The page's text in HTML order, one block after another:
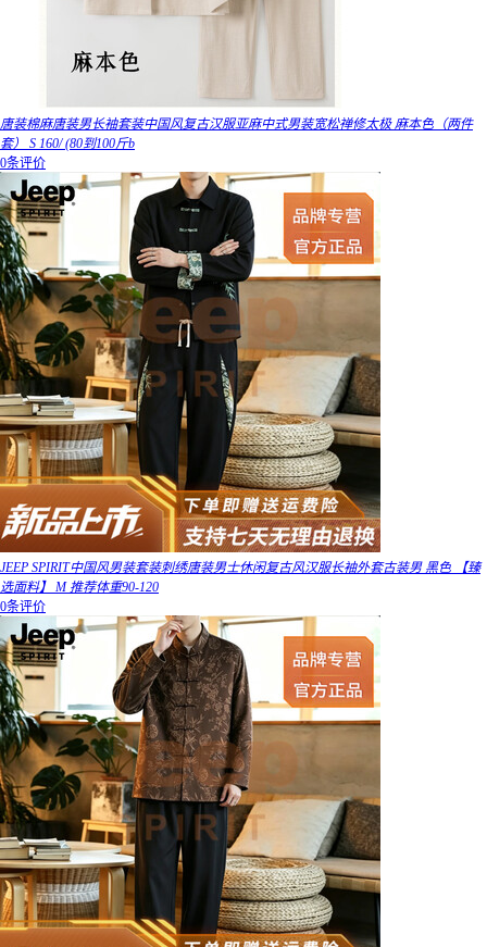
唐装棉麻唐装男长袖套装中国风复古汉服亚麻中式男装宽松禅修太极 麻本色（两件
套） S 160/ (80到100斤b
0条评价
JEEP SPIRIT中国风男装套装刺绣唐装男士休闲复古风汉服长袖外套古装男 黑色 【臻
选面料】 M 推荐体重90-120
0条评价